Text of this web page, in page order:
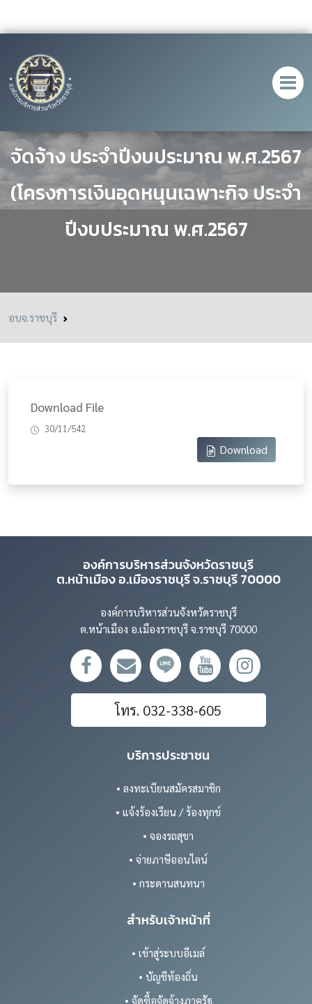
ประกาศ เรื่องเผยแพร่แผนการจัดซื้อ
จัดจ้าง ประจำปีงบประมาณ พ.ศ.2567
(โครงการเงินอุดหนุนเฉพาะกิจ ประจำ
ปีงบประมาณ พ.ศ.2567
อบจ.ราชบุรี
Download File
30/11/542
Download
องค์การบริหารส่วนจังหวัดราชบุรี
ต.หน้าเมือง อ.เมืองราชบุรี จ.ราชบุรี 70000
องค์การบริหารส่วนจังหวัดราชบุรี
ต.หน้าเมือง อ.เมืองราชบุรี จ.ราชบุรี 70000
โทร. 032-338-605
บริการประชาชน
• ลงทะเบียนสมัครสมาชิก
• แจ้งร้องเรียน / ร้องทุกข์
• จองรถสุขา
• จ่ายภาษีออนไลน์
• กระดานสนทนา
สำหรับเจ้าหน้าที่
• เข้าสู่ระบบอีเมล์
• บัญชีท้องถิ่น
• จัดซื้อจัดจ้างภาครัฐ